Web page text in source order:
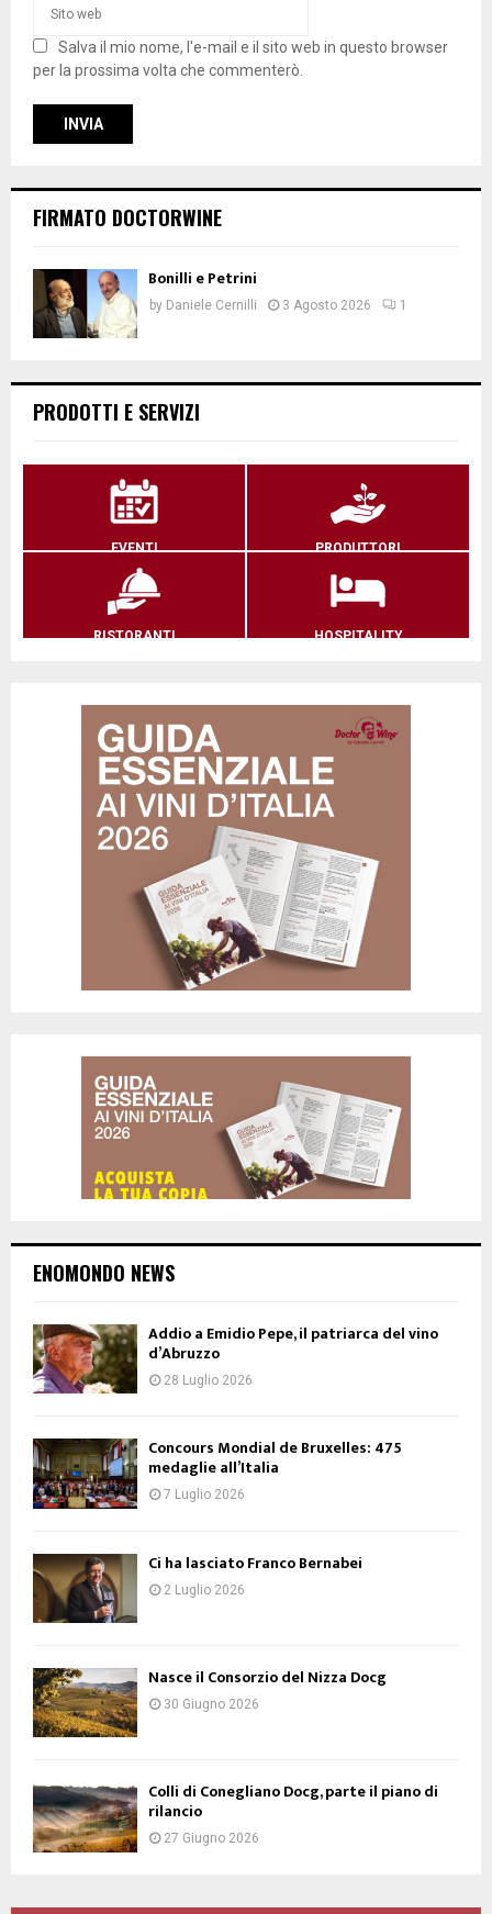
Salva il mio nome, l'e-mail e il sito web in questo browser
per la prossima volta che commenterò.
FIRMATO DOCTORWINE
Bonilli e Petrini
by Daniele Cernilli 3 Agosto 2026 1
PRODOTTI E SERVIZI
EVENTI PRODUTTORI
RISTORANTI HOSPITALITY
ENOMONDO NEWS
Addio a Emidio Pepe, il patriarca del vino
d’Abruzzo
28 Luglio 2026
Concours Mondial de Bruxelles: 475
medaglie all’Italia
7 Luglio 2026
Ci ha lasciato Franco Bernabei
2 Luglio 2026
Nasce il Consorzio del Nizza Docg
30 Giugno 2026
Colli di Conegliano Docg, parte il piano di
rilancio
27 Giugno 2026